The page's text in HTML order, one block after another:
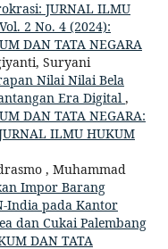
JURNAL ILMU
2 No. 4 (2024):
DAN TATA NEGARA
Suryani
Nilai Nilai Bela
Era Digital,
DAN TATA NEGARA:
ILMU HUKUM
, Muhammad
Impor Barang
India pada Kantor
dan Cukai Palembang
DAN TATA